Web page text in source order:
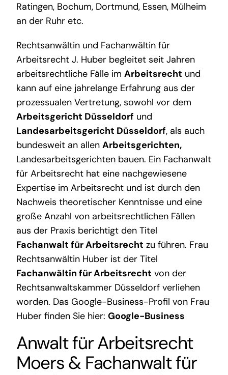
Ratingen, Bochum, Dortmund, Essen, Mülheim
an der Ruhr etc.
Rechtsanwältin und Fachanwältin für
Arbeitsrecht J. Huber begleitet seit Jahren
arbeitsrechtliche Fälle im Arbeitsrecht und
kann auf eine jahrelange Erfahrung aus der
prozessualen Vertretung, sowohl vor dem
Arbeitsgericht Düsseldorf und
Landesarbeitsgericht Düsseldorf, als auch
bundesweit an allen Arbeitsgerichten,
Landesarbeitsgerichten bauen. Ein Fachanwalt
für Arbeitsrecht hat eine nachgewiesene
Expertise im Arbeitsrecht und ist durch den
Nachweis theoretischer Kenntnisse und eine
große Anzahl von arbeitsrechtlichen Fällen
aus der Praxis berichtigt den Titel
Fachanwalt für Arbeitsrecht zu führen. Frau
Rechtsanwältin Huber ist der Titel
Fachanwältin für Arbeitsrecht von der
Rechtsanwaltskammer Düsseldorf verliehen
worden. Das Google-Business-Profil von Frau
Huber finden Sie hier: Google-Business
Anwalt für Arbeitsrecht
Moers& Fachanwalt für